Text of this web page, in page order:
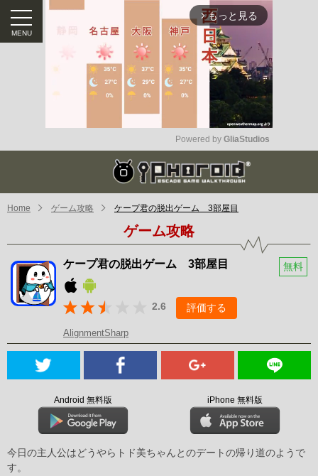
arrow_forward_ios もっと見る
Mute
Powered by GliaStudios
Home ゲーム攻略 ケープ君の脱出ゲーム 3部屋目
ゲーム攻略
ケープ君の脱出ゲーム 3部屋目 無料
2.6 評価する
AlignmentSharp
Android 無料版 iPhone 無料版
今日の主人公はどうやらトド美ちゃんとのデートの帰り道のようで
す。